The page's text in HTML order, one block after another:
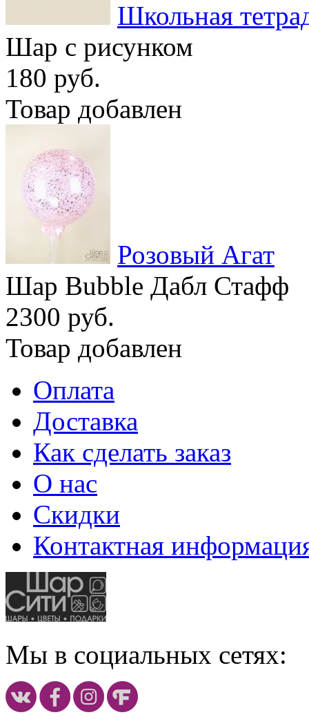
Школьная
Шар с рисунком
180 руб.
Товар добавлен
Розовый Агат
Шар Bubble Дабл Стафф
2300 руб.
Товар добавлен
Оплата
Доставка
Как сделать заказ
О нас
Скидки
Контактная
Мы в социальных сетях: